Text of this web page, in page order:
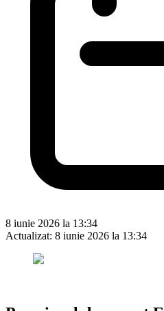
8 iunie 2026 la 13:34
Actualizat: 8 iunie 2026 la 13:34